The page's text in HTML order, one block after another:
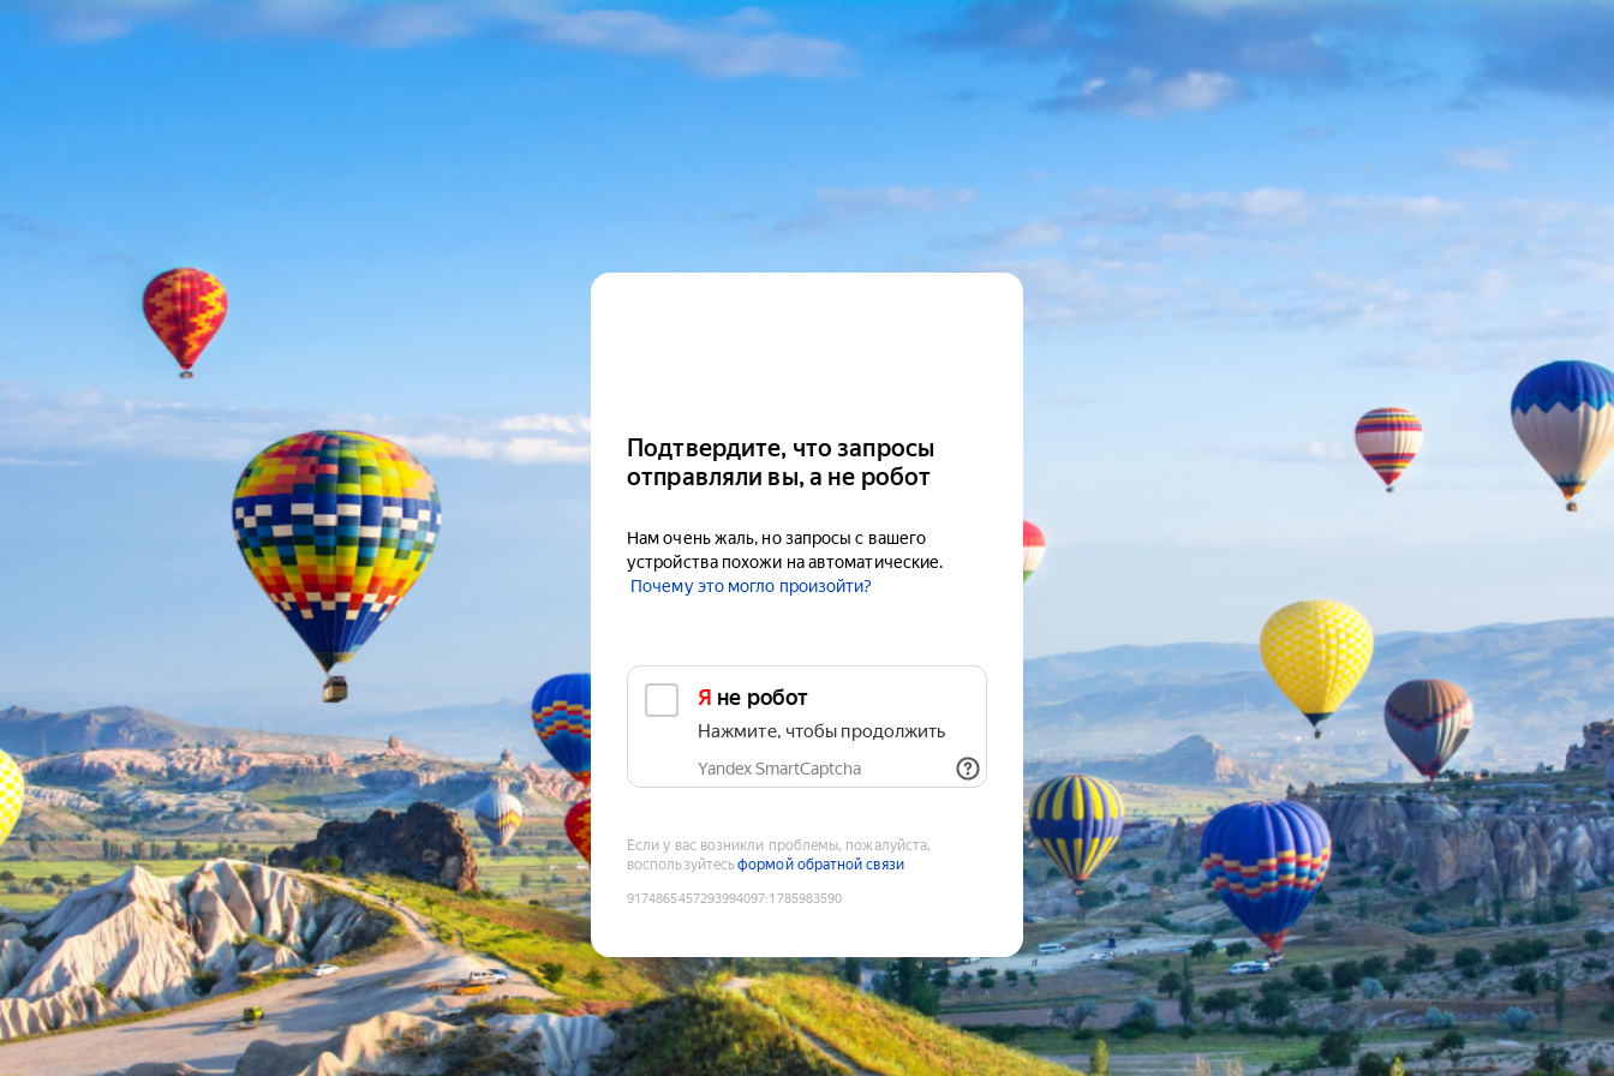
Подтвердите, что запросы
отправляли вы, а не робот
Нам очень жаль, но запросы с вашего
устройства похожи на автоматические.
Почему это могло произойти?
Я не робот
Нажмите, чтобы продолжить
Yandex SmartCaptcha
Если у вас возникли проблемы, пожалуйста,
воспользуйтесьформой обратной связи
9174865457293994097:1785983590